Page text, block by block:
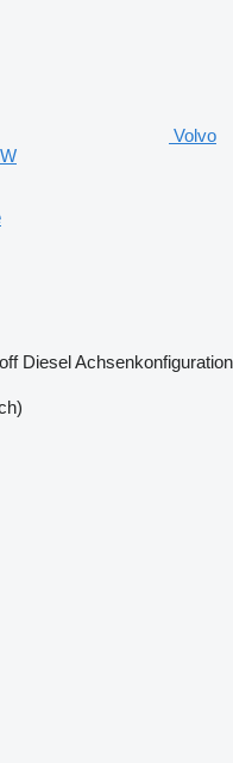
Volvo
DieselAchsenkonfiguration